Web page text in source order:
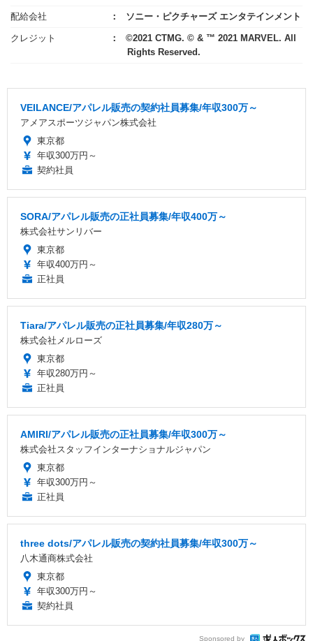
配給会社 ソニー・ピクチャーズ エンタテインメント
クレジット
©2021 CTMG. © & ™ 2021 MARVEL. All
Rights Reserved.
VEILANCE/アパレル販売の契約社員募集/年収300万～
アメアスポーツジャパン株式会社
東京都
年収300万円～
契約社員
SORA/アパレル販売の正社員募集/年収400万～
株式会社サンリバー
東京都
年収400万円～
正社員
Tiara/アパレル販売の正社員募集/年収280万～
株式会社メルローズ
東京都
年収280万円～
正社員
AMIRI/アパレル販売の正社員募集/年収300万～
株式会社スタッフインターナショナルジャパン
東京都
年収300万円～
正社員
three dots/アパレル販売の契約社員募集/年収300万～
八木通商株式会社
東京都
年収300万円～
契約社員
Sponsored by